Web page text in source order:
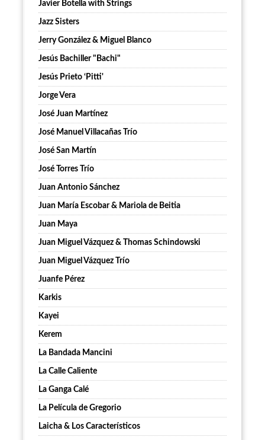
Javier Botella with Strings
Jazz Sisters
Jerry González & Miguel Blanco
Jesús Bachiller "Bachi"
Jesús Prieto ‘Pitti'
Jorge Vera
José Juan Martínez
José Manuel Villacañas Trío
José San Martín
José Torres Trío
Juan Antonio Sánchez
Juan María Escobar & Mariola de Beitia
Juan Maya
Juan Miguel Vázquez & Thomas Schindowski
Juan Miguel Vázquez Trío
Juanfe Pérez
Karkis
Kayei
Kerem
La Bandada Mancini
La Calle Caliente
La Ganga Calé
La Película de Gregorio
Laicha & Los Característicos